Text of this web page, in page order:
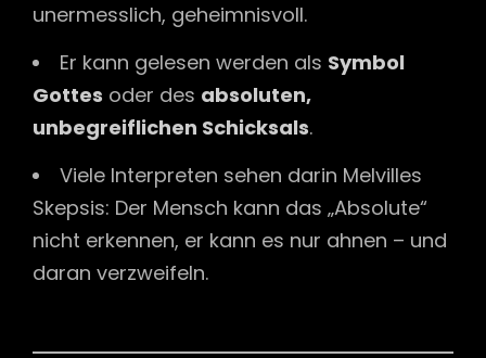
unermesslich, geheimnisvoll.
Er kann gelesen werden als Symbol
Gottes oder des absoluten,
unbegreiflichen Schicksals.
Viele Interpreten sehen darin Melvilles
Skepsis: Der Mensch kann das „Absolute“
nicht erkennen, er kann es nur ahnen – und
daran verzweifeln.